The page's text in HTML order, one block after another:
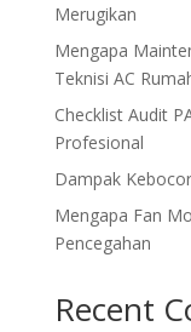
Merugikan
Mengapa
Teknisi AC
Checklist Audit
Profesional
Dampak
Mengapa Fan
Pencegahan
Recent